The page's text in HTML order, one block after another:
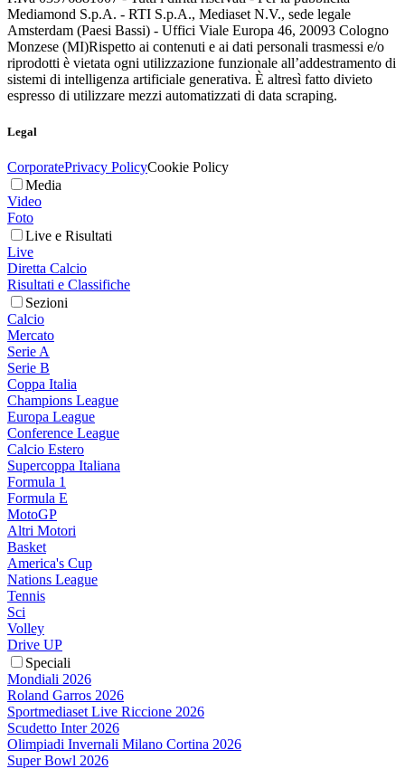
Mediamond S.p.A. - RTI S.p.A., Mediaset N.V., sede legale
Amsterdam (Paesi Bassi) - Uffici Viale Europa 46, 20093 Cologno
Monzese (MI)Rispetto ai contenuti e ai dati personali trasmessi e/o
riprodotti è vietata ogni utilizzazione funzionale all’addestramento di
sistemi di intelligenza artificiale generativa. È altresì fatto divieto
espresso di utilizzare mezzi automatizzati di data scraping.
Legal
CorporatePrivacy PolicyCookie Policy
Media
Video
Foto
Live e Risultati
Live
Diretta Calcio
Risultati e Classifiche
Sezioni
Calcio
Mercato
Serie A
Serie B
Coppa Italia
Champions League
Europa League
Conference League
Calcio Estero
Supercoppa Italiana
Formula 1
Formula E
MotoGP
Altri Motori
Basket
America's Cup
Nations League
Tennis
Sci
Volley
Drive UP
Speciali
Mondiali 2026
Roland Garros 2026
Sportmediaset Live Riccione 2026
Scudetto Inter 2026
Olimpiadi Invernali Milano Cortina 2026
Super Bowl 2026